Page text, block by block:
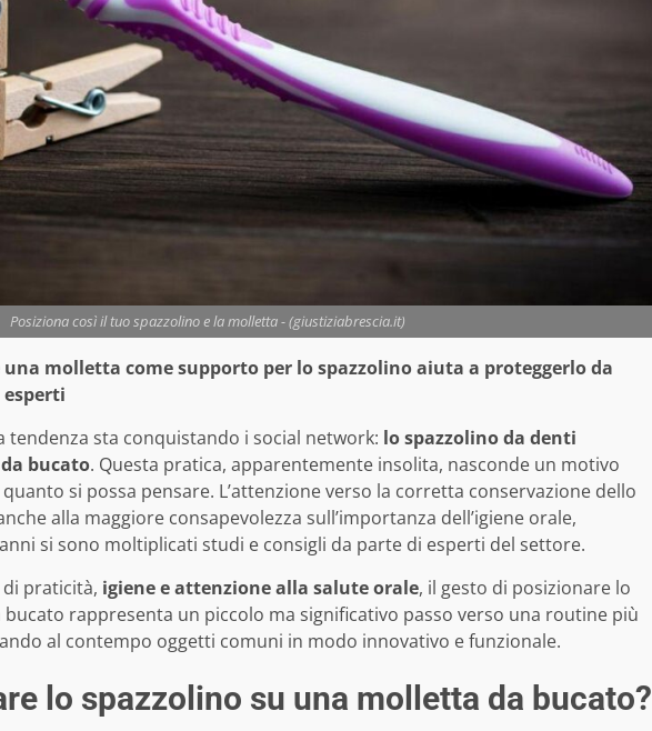
Posiziona così il tuo spazzolino e la molletta - (giustiziabrescia.it)
una molletta come supporto per lo spazzolino aiuta a proteggerlo da
sta conquistando i social network: lo spazzolino da denti
bucato. Questa pratica, apparentemente insolita, nasconde un motivo
si possa pensare. L’attenzione verso la corretta conservazione dello
alla maggiore consapevolezza sull’importanza dell’igiene orale,
si sono moltiplicati studi e consigli da parte di esperti del settore.
praticità, igiene e attenzione alla salute orale, il gesto di posizionare lo
rappresenta un piccolo ma significativo passo verso una routine più
al contempo oggetti comuni in modo innovativo e funzionale.
lo spazzolino su una molletta da bucato?